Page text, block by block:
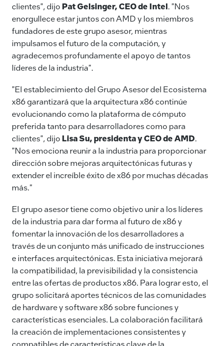
clientes", dijo Pat Gelsinger, CEO de Intel. "Nos
enorgullece estar juntos con AMD y los miembros
fundadores de este grupo asesor, mientras
impulsamos el futuro de la computación, y
agradecemos profundamente el apoyo de tantos
líderes de la industria".
"El establecimiento del Grupo Asesor del Ecosistema
x86 garantizará que la arquitectura x86 continúe
evolucionando como la plataforma de cómputo
preferida tanto para desarrolladores como para
clientes", dijo Lisa Su, presidenta y CEO de AMD.
"Nos emociona reunir a la industria para proporcionar
dirección sobre mejoras arquitectónicas futuras y
extender el increíble éxito de x86 por muchas décadas
más."
El grupo asesor tiene como objetivo unir a los líderes
de la industria para dar forma al futuro de x86 y
fomentar la innovación de los desarrolladores a
través de un conjunto más unificado de instrucciones
e interfaces arquitectónicas. Esta iniciativa mejorará
la compatibilidad, la previsibilidad y la consistencia
entre las ofertas de productos x86. Para lograr esto, el
grupo solicitará aportes técnicos de las comunidades
de hardware y software x86 sobre funciones y
características esenciales. La colaboración facilitará
la creación de implementaciones consistentes y
compatibles de características clave de la